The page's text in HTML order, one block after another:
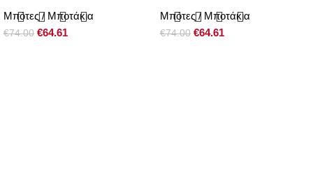
Μπότες / Μποτάκια
€74.00 €64.61
Μπότες / Μποτάκια
€74.00 €64.61